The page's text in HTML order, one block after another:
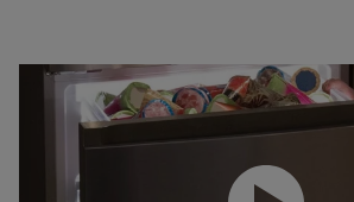
Odtwórz wideo